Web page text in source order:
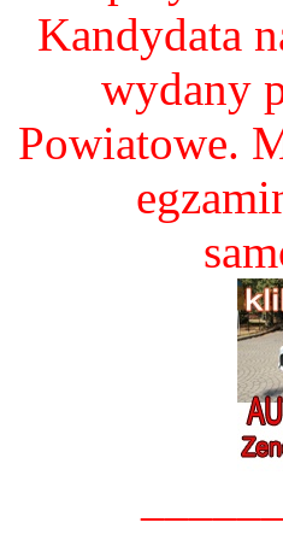
Kandydata
wydany
Powiatowe.